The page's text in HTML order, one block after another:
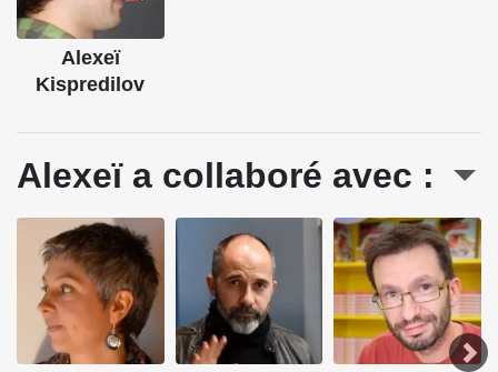
Alexeï
Kispredilov
Alexeï a collaboré avec :